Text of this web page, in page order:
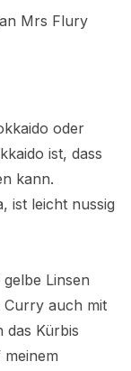
oder
ist, dass
kann.
ist leicht nussig
Linsen
Curry auch mit
das Kürbis